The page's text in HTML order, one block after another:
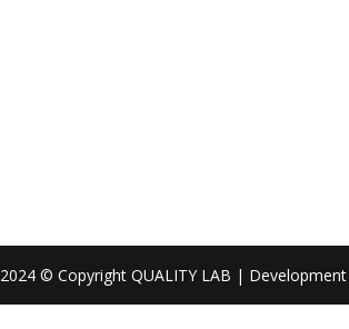
2024 © Copyright QUALITY LAB | Development